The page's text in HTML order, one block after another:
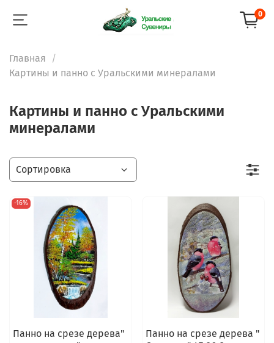
0
Главная
Картины и панно с Уральскими минералами
Картины и панно с Уральскими
минералами
-16%
Панно на срезе дерева"
Панно на срезе дерева "